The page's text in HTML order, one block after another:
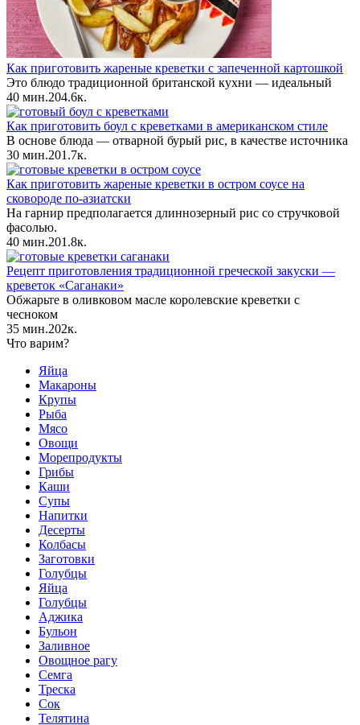
Как приготовить жареные креветки с запеченной картошкой
Это блюдо традиционной британской кухни — идеальный
40 мин.204.6к.
Как приготовить боул с креветками в американском стиле
В основе блюда — отварной бурый рис, в качестве источника
30 мин.201.7к.
Как приготовить жареные креветки в остром соусе на
сковороде по-азиатски
На гарнир предполагается длиннозерный рис со стручковой
фасолью.
40 мин.201.8к.
Рецепт приготовления традиционной греческой закуски —
креветок «Саганаки»
Обжарьте в оливковом масле королевские креветки с
чесноком
35 мин.202к.
Что варим?
Яйца
Макароны
Крупы
Рыба
Мясо
Овощи
Морепродукты
Грибы
Каши
Супы
Напитки
Десерты
Колбасы
Заготовки
Голубцы
Яйца
Голубцы
Аджика
Бульон
Заливное
Овощное рагу
Семга
Треска
Сок
Телятина